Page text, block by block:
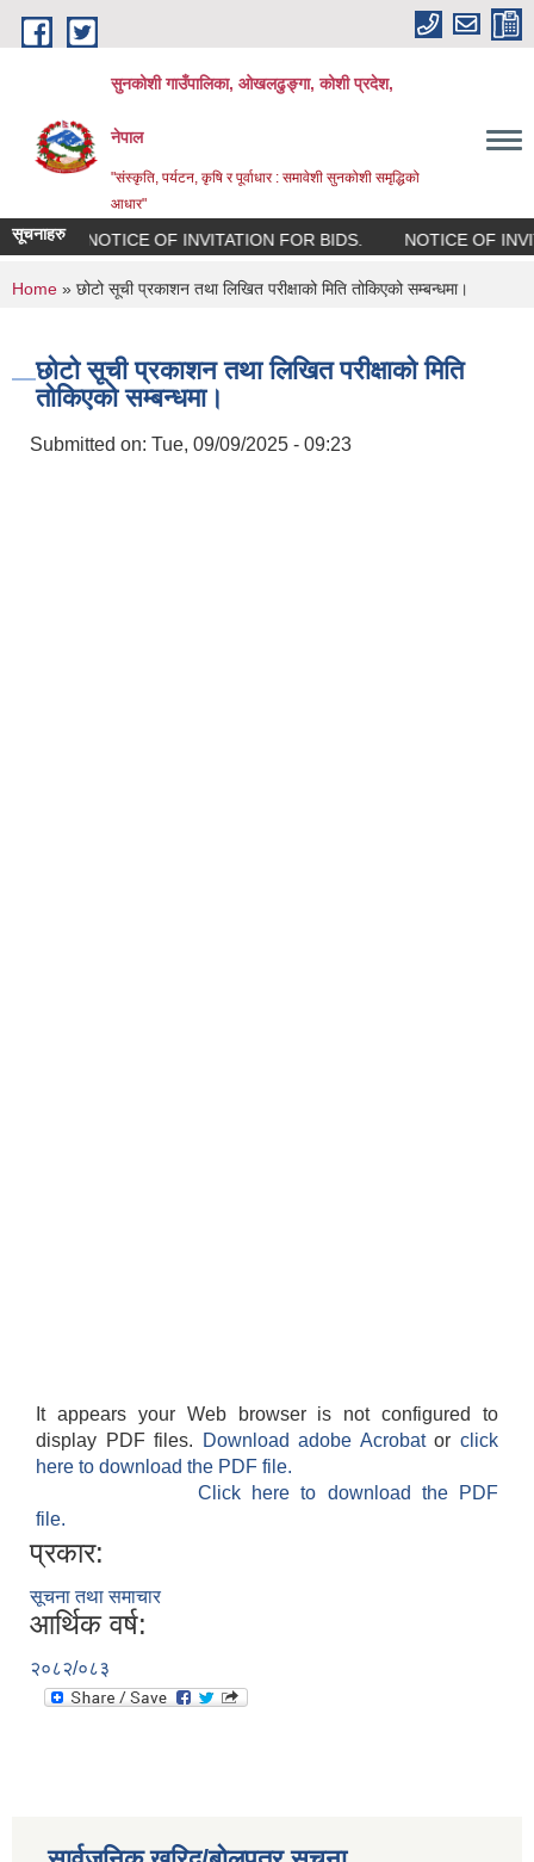
Skip to main content
सुनकोशी गाउँपालिका, ओखलढुङ्गा, कोशी प्रदेश,
नेपाल
"संस्कृति, पर्यटन, कृषि र पूर्वाधार : समावेशी सुनकोशी समृद्धिको
आधार"
सूचनाहरुNOTICE OF INVITATION FOR BIDS. NOTICE OF
You are here
Home » छोटो सूची प्रकाशन तथा लिखित परीक्षाको मिति तोकिएको सम्बन्धमा।
छोटो सूची प्रकाशन तथा लिखित परीक्षाको मिति
तोकिएको सम्बन्धमा।
Submitted on: Tue, 09/09/2025 - 09:23
It appears your Web browser is not configured to
display PDF files.
Download adobe Acrobatorclick
here to download the PDF file.
Click here to download the PDF
file.
प्रकार:
सूचना तथा समाचार
आर्थिक वर्ष:
२०८२/०८३